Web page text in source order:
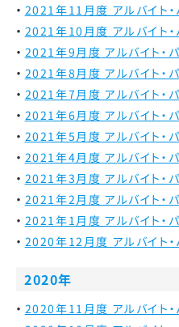
2021年11月度 アルバイト
2021年10月度 アルバイト
2021年9月度 アルバイト・
2021年8月度 アルバイト・
2021年7月度 アルバイト・
2021年6月度 アルバイト・
2021年5月度 アルバイト・
2021年4月度 アルバイト・
2021年3月度 アルバイト・
2021年2月度 アルバイト・
2021年1月度 アルバイト・
2020年12月度 アルバイト
2020年
2020年11月度 アルバイト